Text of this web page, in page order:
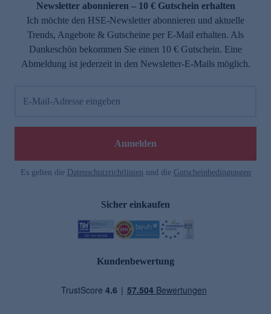
Newsletter abonnieren – 10 € Gutschein erhalten
Ich möchte den HSE-Newsletter abonnieren und aktuelle
Trends, Angebote & Gutscheine per E-Mail erhalten. Als
Dankeschön bekommen Sie einen 10 € Gutschein. Eine
Abmeldung ist jederzeit in den Newsletter-E-Mails möglich.
E-Mail-Adresse eingeben
Anmelden
Es gelten die Datenschutzrichtlinien und die Gutscheinbedingungen
Sicher einkaufen
Kundenbewertung